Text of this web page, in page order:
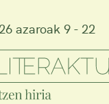
azaroak 9 - 22